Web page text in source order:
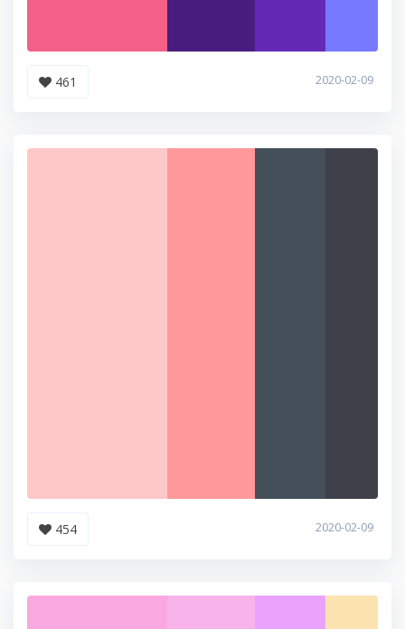
461 2020-02-09
454 2020-02-09